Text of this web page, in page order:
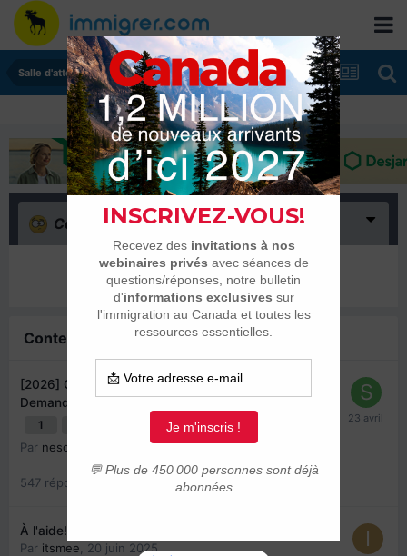
Salle d'attente - échanges de dates
Confus (0)
Il n’y a encore rien ici
Contenu similaire
[2026] CSQ - Certificat de Séléction du Québec :
Demandes et traitements
1 28
Par nesquixx 10 mai 2023
547 réponses vues
À l'aide!! Déclaration d'intérêt PSTQ
Par itsmee 20 juin 2025